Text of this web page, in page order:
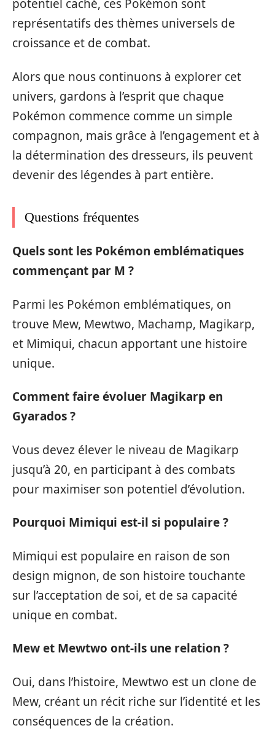
potentiel caché, ces Pokémon sont
représentatifs des thèmes universels de
croissance et de combat.
Alors que nous continuons à explorer cet
univers, gardons à l’esprit que chaque
Pokémon commence comme un simple
compagnon, mais grâce à l’engagement et à
la détermination des dresseurs, ils peuvent
devenir des légendes à part entière.
Questions fréquentes
Quels sont les Pokémon emblématiques
commençant par M ?
Parmi les Pokémon emblématiques, on
trouve Mew, Mewtwo, Machamp, Magikarp,
et Mimiqui, chacun apportant une histoire
unique.
Comment faire évoluer Magikarp en
Gyarados ?
Vous devez élever le niveau de Magikarp
jusqu’à 20, en participant à des combats
pour maximiser son potentiel d’évolution.
Pourquoi Mimiqui est-il si populaire ?
Mimiqui est populaire en raison de son
design mignon, de son histoire touchante
sur l’acceptation de soi, et de sa capacité
unique en combat.
Mew et Mewtwo ont-ils une relation ?
Oui, dans l’histoire, Mewtwo est un clone de
Mew, créant un récit riche sur l’identité et les
conséquences de la création.